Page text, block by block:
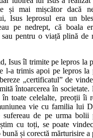
și mai mișcător dacă
Isus leprosul era un
pe nedrept, că boala
sau pentru o viață plină de
Isus îl trimite pe lepros la
l-a trimis apoi pe lepros la
„certificatul” de
întoarcerea în
în toate celelalte, preoții îi
vie cu familia lui
sufereau de pe urma bolii
cu toți, se poate
și corectă mărturisire a